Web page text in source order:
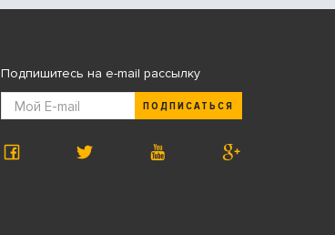
Подпишитесь на e-mail рассылку
ПОДПИСАТЬСЯ